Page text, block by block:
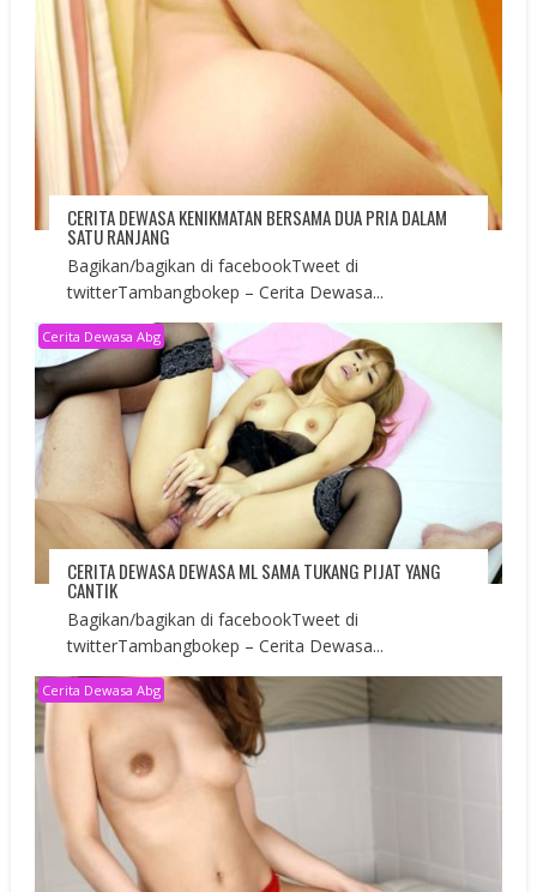
CERITA DEWASA KENIKMATAN BERSAMA DUA PRIA DALAM
SATU RANJANG
Bagikan/bagikan di facebookTweet di
twitterTambangbokep – Cerita Dewasa...
Cerita Dewasa Abg
CERITA DEWASA DEWASA ML SAMA TUKANG PIJAT YANG
CANTIK
Bagikan/bagikan di facebookTweet di
twitterTambangbokep – Cerita Dewasa...
Cerita Dewasa Abg